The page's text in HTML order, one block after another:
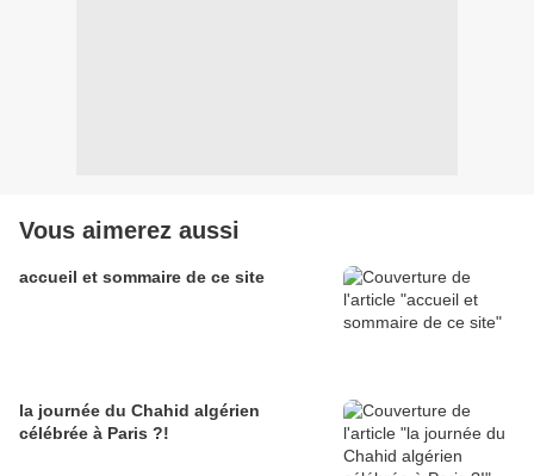
Vous aimerez aussi
accueil et sommaire de ce site
la journée du Chahid algérien
célébrée à Paris ?!